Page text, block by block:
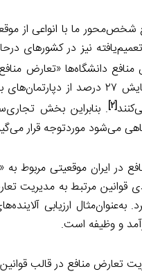
شخص‌محور ما با انواعی از
نیز در کشورهای
دانشگاه‌ها «تعارض
[۲] . بنابراین بخش
می‌شود موردتوجه قرار
در ایران موقعیتی مربوط
قوانین مرتبط به مدیریت
به‌عنوان‌مثال ارزیابی
و وظیفه است.
تعارض منافع در قالب